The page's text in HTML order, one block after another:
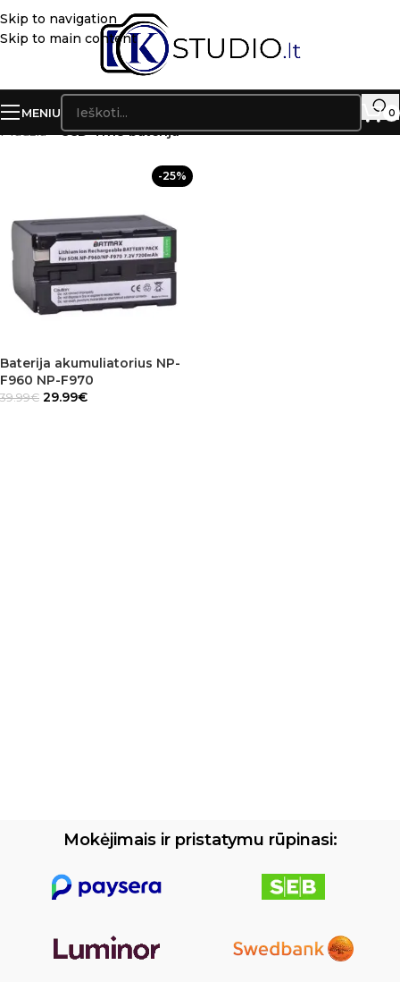
Skip to navigation
Skip to main content
MENIU 0
Pradžia»CCD-TR18 baterija
-25%
Baterija akumuliatorius NP-
F960 NP-F970
39.99€ 29.99€
Mokėjimais ir pristatymu rūpinasi: